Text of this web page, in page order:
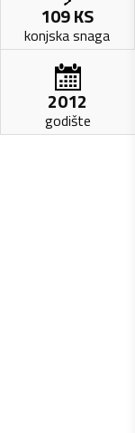
109KS
konjska snaga
2012
godište